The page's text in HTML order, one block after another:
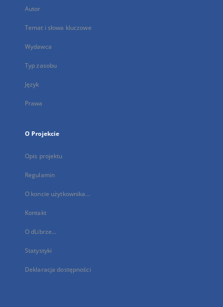
Autor
Temat i słowa kluczowe
Wydawca
Typ zasobu
Język
Prawa
O Projekcie
Opis projektu
Regulamin
O koncie użytkownika...
Kontakt
O dLibrze...
Statystyki
Deklaracja dostępności